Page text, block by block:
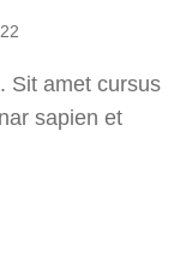
Sit amet cursus
sapien et